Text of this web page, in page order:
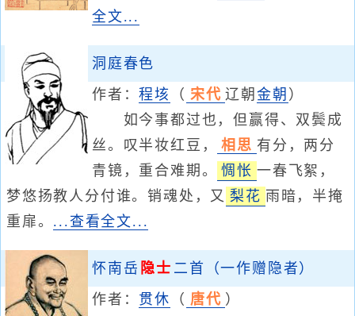
全文...
洞庭春色
作者：程垓 （ 宋代 辽朝金朝 ）
如今事都过也，但赢得、双鬓成
丝。叹半妆红豆，
相思 有分，两分
青镜，重合难期。
惆怅 一春飞絮，
梦悠扬教人分付谁。销魂处，又 梨花 雨暗，半掩
重扉。 ...查看全文...
怀南岳 隐士 二首（一作赠隐者）
作者： 贯休 （ 唐代 ）